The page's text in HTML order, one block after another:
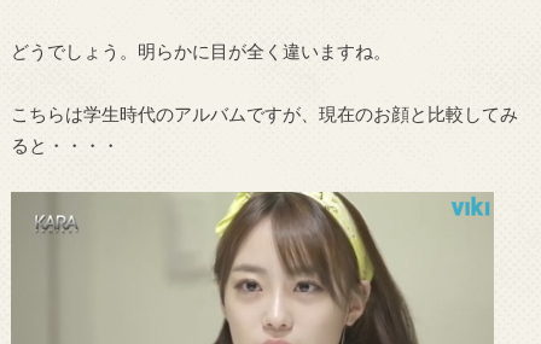
どうでしょう。明らかに目が全く違いますね。
こちらは学生時代のアルバムですが、現在のお顔と比較してみ
ると・・・・